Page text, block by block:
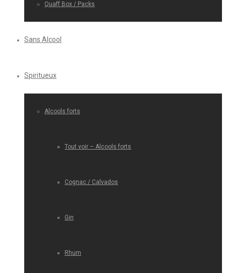
Quaff Box / Packs
Sans Alcool
Spiritueux
Alcools forts
Tout voir – Alcools forts
Cognac / Calvados
Gin
Rhum